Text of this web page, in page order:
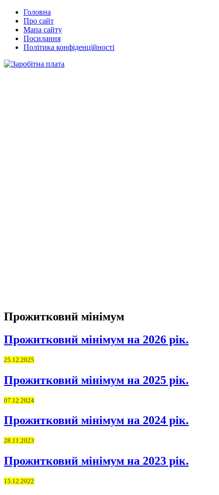
Головна
Про сайт
Мапа сайту
Посилання
Політика конфіденційності
Прожитковий мінімум
Прожитковий мінімум на 2026 рік.
25.12.2025
Прожитковий мінімум на 2025 рік.
07.12.2024
Прожитковий мінімум на 2024 рік.
28.11.2023
Прожитковий мінімум на 2023 рік.
15.12.2022